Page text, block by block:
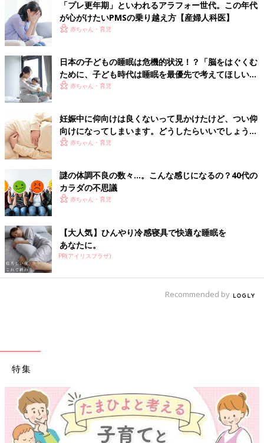
「プレ更年期」といわれるアラフォー世代。この年代
が心がけたいPMSの乗り越え方【産婦人科医】
赤ちゃん・育児
日本の子どもの睡眠は危機的状況！？「脳をはぐくむ
ために、子ども時代は睡眠を最優先で考えてほしい」
【乳幼児睡眠コンサルタント】
赤ちゃん・育児
妊娠中に仰向けは良くないって見かけたけど、つい仰
向けになってしまいます。どうしたらいいでしょう
か？－”まいにちのたまひよ”の体験談
赤ちゃん・育児
謎の体調不良の数々…。こんな感じになるの？40代の
カラダの不思議
赤ちゃん・育児
【大人気】ひんやり冷感寝具で快適な睡眠を
あなたに。
PR(アイリスプラザ)
Recommended by
特集